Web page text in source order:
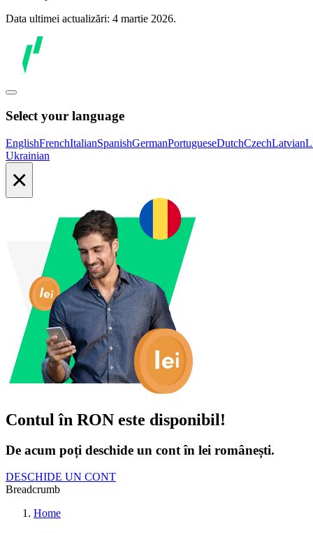
Data ultimei actualizări: 4 martie 2026.
Select your language
EnglishFrenchItalianSpanishGermanPortugueseDutchCzechLatvian
Ukrainian
×
Contul în RON este disponibil!
De acum poți deschide un cont în lei românești.
DESCHIDE UN CONT
Breadcrumb
Home